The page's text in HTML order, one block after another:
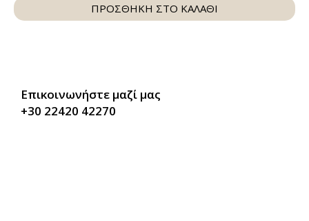
ΠΡΟΣΘΗΚΗ ΣΤΟ ΚΑΛΑΘΙ
Επικοινωνήστε μαζί μας
+30 22420 42270